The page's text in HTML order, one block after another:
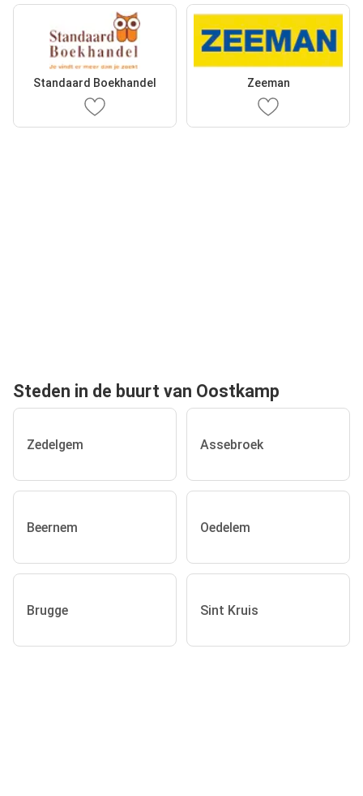
Standaard Boekhandel Zeeman
Steden in de buurt van Oostkamp
Zedelgem Assebroek
Beernem Oedelem
Brugge Sint Kruis